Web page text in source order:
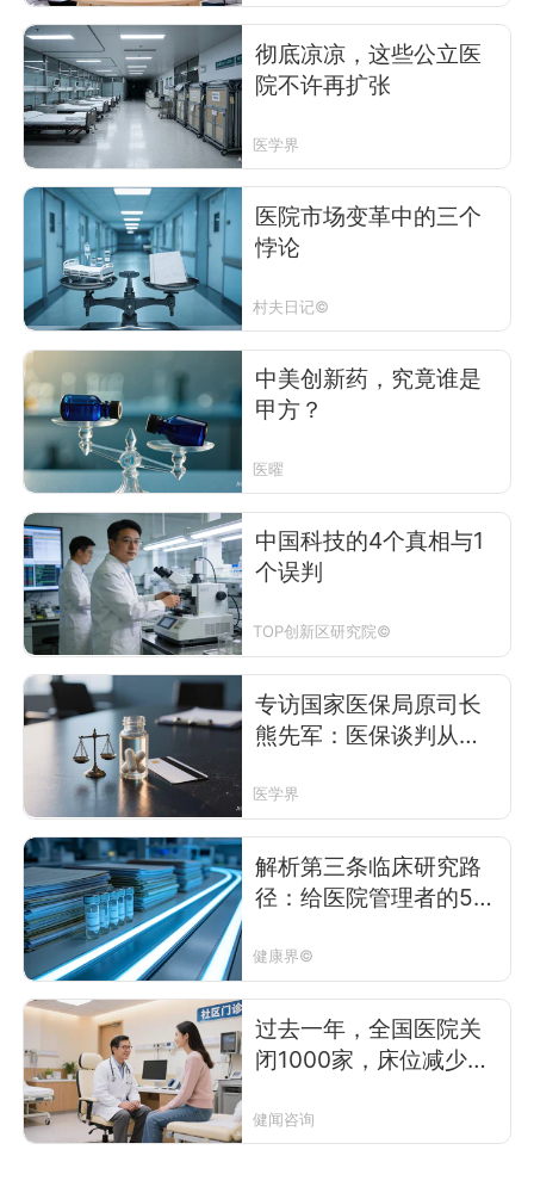
彻底凉凉，这些公立医
院不许再扩张
医学界
医院市场变革中的三个
悖论
村夫日记©
中美创新药，究竟谁是
甲方？
医曜
中国科技的4个真相与1
个误判
TOP创新区研究院©
专访国家医保局原司长
熊先军：医保谈判从
角”是伪命题
医学界
解析第三条临床研究路
径：给医院管理者的5条
健康界©
过去一年，全国医院关
闭1000家，床位减少20
人次增加了4.7亿？
健闻咨询